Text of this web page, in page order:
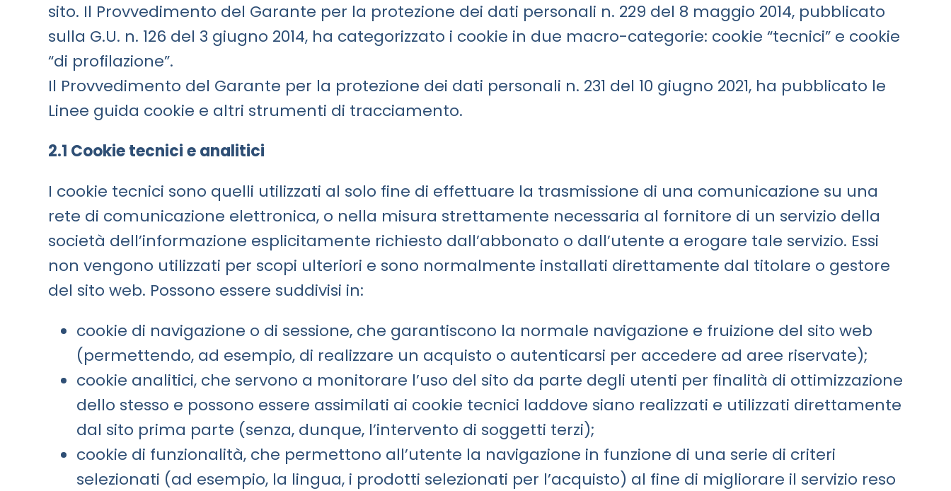
sito. Il Provvedimento del Garante per la protezione dei dati personali n. 229 del 8 maggio 2014, pubblicato
sulla G.U. n. 126 del 3 giugno 2014, ha categorizzato i cookie in due macro-categorie: cookie “tecnici” e cookie
“di profilazione”.
Il Provvedimento del Garante per la protezione dei dati personali n. 231 del 10 giugno 2021, ha pubblicato le
Linee guida cookie e altri strumenti di tracciamento.
2.1 Cookie tecnici e analitici
I cookie tecnici sono quelli utilizzati al solo fine di effettuare la trasmissione di una comunicazione su una
rete di comunicazione elettronica, o nella misura strettamente necessaria al fornitore di un servizio della
società dell’informazione esplicitamente richiesto dall’abbonato o dall’utente a erogare tale servizio. Essi
non vengono utilizzati per scopi ulteriori e sono normalmente installati direttamente dal titolare o gestore
del sito web. Possono essere suddivisi in:
cookie di navigazione o di sessione, che garantiscono la normale navigazione e fruizione del sito web
(permettendo, ad esempio, di realizzare un acquisto o autenticarsi per accedere ad aree riservate);
cookie analitici, che servono a monitorare l’uso del sito da parte degli utenti per finalità di ottimizzazione
dello stesso e possono essere assimilati ai cookie tecnici laddove siano realizzati e utilizzati direttamente
dal sito prima parte (senza, dunque, l’intervento di soggetti terzi);
cookie di funzionalità, che permettono all’utente la navigazione in funzione di una serie di criteri
selezionati (ad esempio, la lingua, i prodotti selezionati per l’acquisto) al fine di migliorare il servizio reso